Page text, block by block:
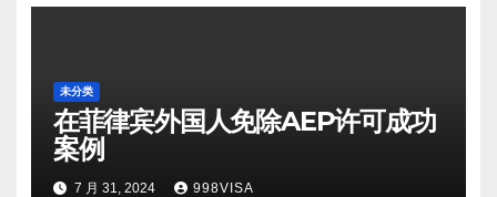
未分类
在菲律宾外国人免除AEP许可成功
案例
7 月 31, 2024 998VISA